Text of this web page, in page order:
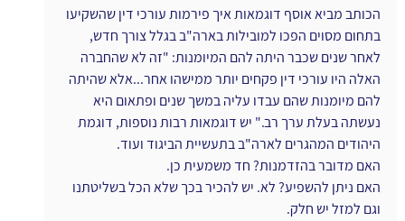
הכותב מביא אוסף דוגמאות איך פירמות עורכי דין שהשקיעו
בתחום מסוים הפכו למובילות בארה"ב בגלל צורך חדש,
לאחר שנים שכבר היתה להם המיומנות: "זה לא שהחברה
האלה היו עורכי דין פקחים יותר ממישהו אחר...אלא שהיתה
להם מיומנות שהם עבדו עליה במשך שנים ופתאום היא
נעשתה בעלת ערך רב." יש דוגמאות רבות נוספות, דוגמת
היהודים המהגרים לארה"ב בתעשיית הביגוד ועוד.
האם מדובר בהזדמנות? חד משמעית כן.
האם ניתן להשפיע? לא. יש להכיר בכך שלא הכל בשליטתנו
וגם למזל יש חלק.